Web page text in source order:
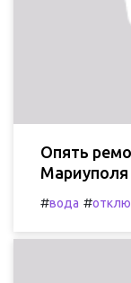
Опять
Мариуполя
#вода #